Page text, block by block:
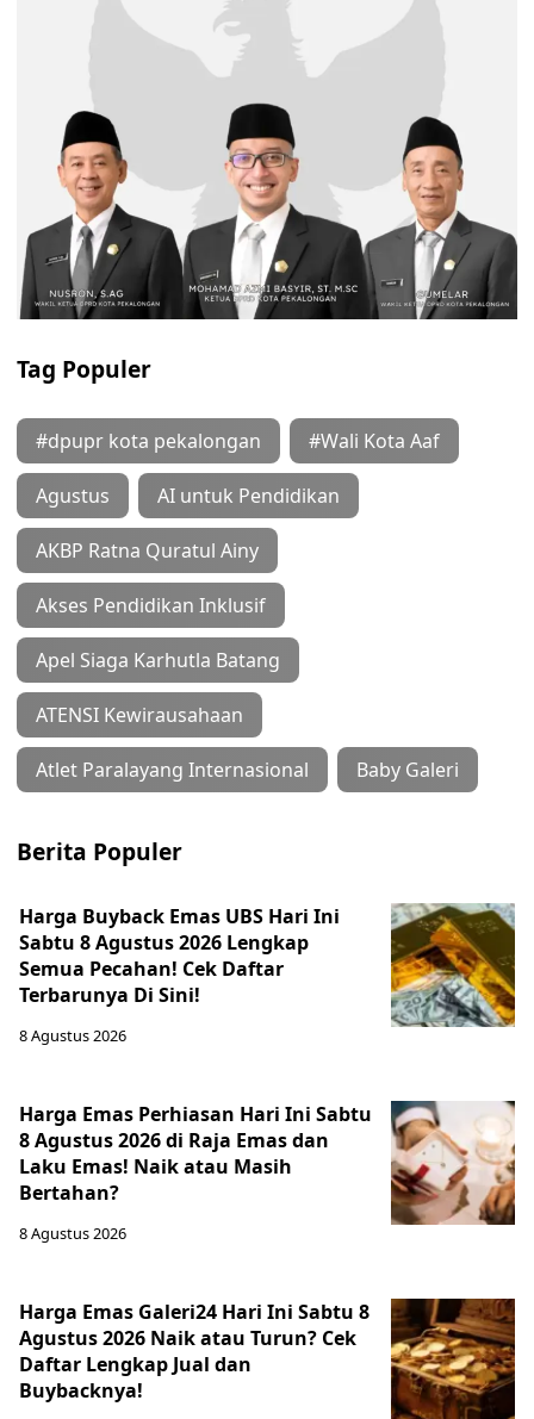
Tag Populer
#dpupr kota pekalongan #Wali Kota Aaf
Agustus AI untuk Pendidikan
AKBP Ratna Quratul Ainy
Akses Pendidikan Inklusif
Apel Siaga Karhutla Batang
ATENSI Kewirausahaan
Atlet Paralayang Internasional Baby Galeri
Berita Populer
Harga Buyback Emas UBS Hari Ini
Sabtu 8 Agustus 2026 Lengkap
Semua Pecahan! Cek Daftar
Terbarunya Di Sini!
8 Agustus 2026
Harga Emas Perhiasan Hari Ini Sabtu
8 Agustus 2026 di Raja Emas dan
Laku Emas! Naik atau Masih
Bertahan?
8 Agustus 2026
Harga Emas Galeri24 Hari Ini Sabtu 8
Agustus 2026 Naik atau Turun? Cek
Daftar Lengkap Jual dan
Buybacknya!